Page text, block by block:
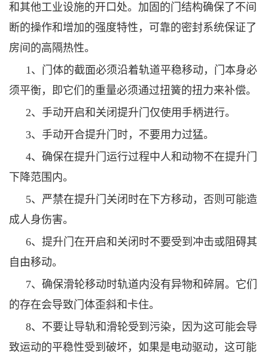
和其他工业设施的开口处。加固的门结构确保了不间
断的操作和增加的强度特性，可靠的密封系统保证了
房间的高隔热性。
1、门体的截面必须沿着轨道平稳移动，门本身必
须平衡，即它们的重量必须通过扭簧的扭力来补偿。
2、手动开启和关闭提升门仅使用手柄进行。
3、手动开合提升门时，不要用力过猛。
4、确保在提升门运行过程中人和动物不在提升门
下降范围内。
5、严禁在提升门关闭时在下方移动，否则可能造
成人身伤害。
6、提升门在开启和关闭时不要受到冲击或阻碍其
自由移动。
7、确保滑轮移动时轨道内没有异物和碎屑。它们
的存在会导致门体歪斜和卡住。
8、不要让导轨和滑轮受到污染，因为这可能会导
致运动的平稳性受到破坏，如果是电动驱动，这可能